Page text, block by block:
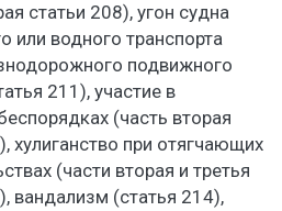
статьи 208), угон судна
или водного транспорта
подвижного
211), участие в
(часть вторая
хулиганство при отягчающих
(части вторая и третья
вандализм (статья 214),